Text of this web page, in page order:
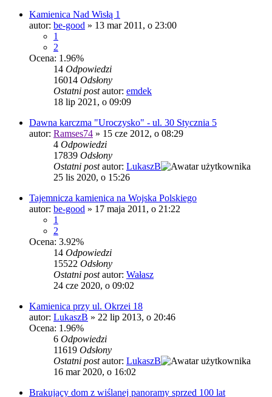
Kamienica Nad Wisłą 1
autor: be-good » 13 mar 2011, o 23:00
1
2
Ocena: 1.96%
14 Odpowiedzi
16014 Odsłony
Ostatni postautor: emdek
18 lip 2021, o 09:09
Dawna karczma "Uroczysko" - ul. 30 Stycznia 5
autor: Ramses74 » 15 cze 2012, o 08:29
4 Odpowiedzi
17839 Odsłony
Ostatni postautor: LukaszB
25 lis 2020, o 15:26
Tajemnicza kamienica na Wojska Polskiego
autor: be-good » 17 maja 2011, o 21:22
1
2
Ocena: 3.92%
14 Odpowiedzi
15522 Odsłony
Ostatni postautor: Wałasz
24 cze 2020, o 09:02
Kamienica przy ul. Okrzei 18
autor: LukaszB » 22 lip 2013, o 20:46
Ocena: 1.96%
6 Odpowiedzi
11619 Odsłony
Ostatni postautor: LukaszB
16 mar 2020, o 16:02
Brakujący dom z wiślanej panoramy sprzed 100 lat